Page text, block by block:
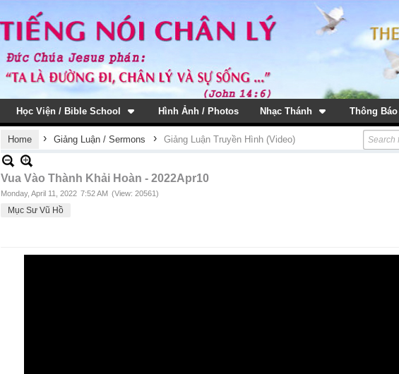
Học Viện / Bible School Hình Ảnh / Photos Nhạc Thánh Thông Báo
Home › Giảng Luận / Sermons › Giảng Luận Truyền Hình (Video)
Vua Vào Thành Khải Hoàn - 2022Apr10
Monday, April 11, 2022 7:52 AM (View: 20561)
Mục Sư Vũ Hồ